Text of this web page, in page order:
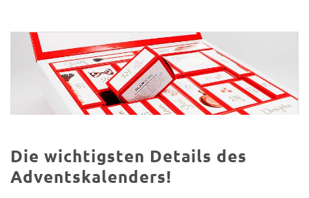
Die wichtigsten Details des
Adventskalenders!